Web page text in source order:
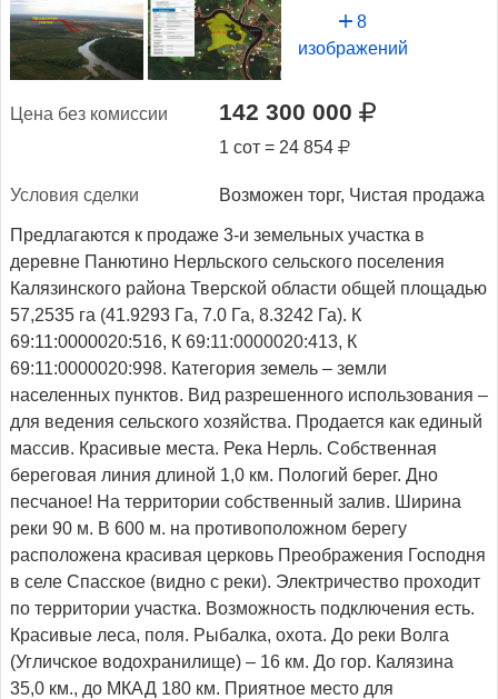
8
изображений
Це­на без ко­мис­сии 142 300 000
1 сот = 24 854
Ус­ло­вия сдел­ки Возможен торг, Чистая продажа
Предлагаются к продаже 3-и земельных участка в
деревне Панютино Нерльского сельского поселения
Калязинского района Тверской области общей площадью
57,2535 га (41.9293 Га, 7.0 Га, 8.3242 Га). К
69:11:0000020:516, К 69:11:0000020:413, К
69:11:0000020:998. Категория земель – земли
населенных пунктов. Вид разрешенного использования –
для ведения сельского хозяйства. Продается как единый
массив. Красивые места. Река Нерль. Собственная
береговая линия длиной 1,0 км. Пологий берег. Дно
песчаное! На территории собственный залив. Ширина
реки 90 м. В 600 м. на противоположном берегу
расположена красивая церковь Преображения Господня
в селе Спасское (видно с реки). Электричество проходит
по территории участка. Возможность подключения есть.
Красивые леса, поля. Рыбалка, охота. До реки Волга
(Угличское водохранилище) – 16 км. До гор. Калязина
35,0 км., до МКАД 180 км. Приятное место для